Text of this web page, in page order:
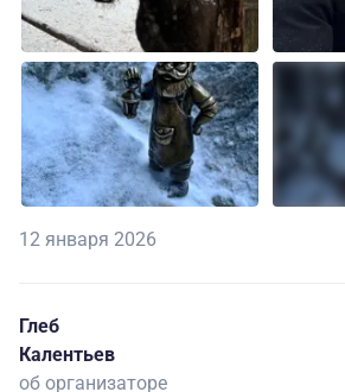
12 января 2026
Глеб
Калентьев
об организаторе